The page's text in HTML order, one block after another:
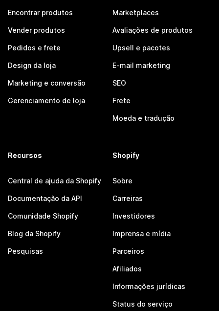
Encontrar produtos
Vender produtos
Pedidos e frete
Design da loja
Marketing e conversão
Gerenciamento de loja
Marketplaces
Avaliações de produtos
Upsell e pacotes
E-mail marketing
SEO
Frete
Moeda e tradução
Recursos
Central de ajuda da Shopify
Documentação da API
Comunidade Shopify
Blog da Shopify
Pesquisas
Shopify
Sobre
Carreiras
Investidores
Imprensa e mídia
Parceiros
Afiliados
Informações jurídicas
Status do serviço